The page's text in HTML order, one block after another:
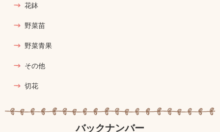
花鉢
野菜苗
野菜青果
その他
切花
バックナンバー